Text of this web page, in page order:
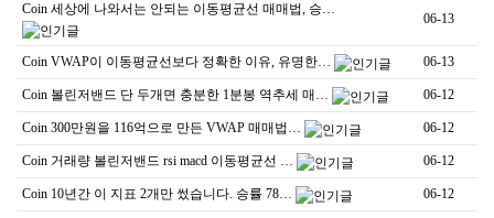
Coin 세상에 나와서는 안되는 이동평균선 매매법, 승…
06-13
Coin VWAP이 이동평균선보다 정확한 이유, 유명한… 06-13
Coin 볼린저밴드 단 두개면 충분한 1분봉 역추세 매… 06-12
Coin 300만원을 116억으로 만든 VWAP 매매법… 06-12
Coin 거래량 볼린저밴드 rsi macd 이동평균선 … 06-12
Coin 10년간 이 지표 2개만 썼습니다. 승률 78… 06-12